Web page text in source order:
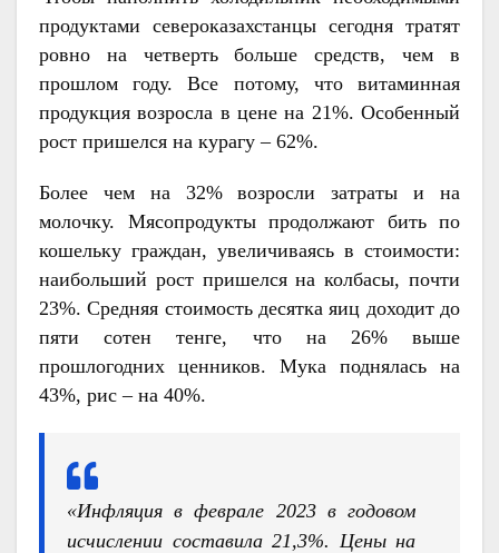
продуктами североказахстанцы сегодня тратят
ровно на четверть больше средств, чем в
прошлом году. Все потому, что витаминная
продукция возросла в цене на 21%. Особенный
рост пришелся на курагу – 62%.
Более чем на 32% возросли затраты и на
молочку. Мясопродукты продолжают бить по
кошельку граждан, увеличиваясь в стоимости:
наибольший рост пришелся на колбасы, почти
23%. Средняя стоимость десятка яиц доходит до
пяти сотен тенге, что на 26% выше
прошлогодних ценников. Мука поднялась на
43%, рис – на 40%.
«Инфляция в феврале 2023 в годовом
исчислении составила 21,3%. Цены на